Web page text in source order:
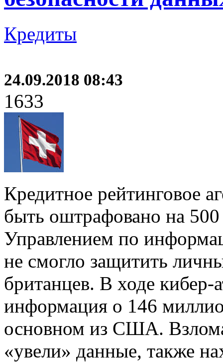
Кредиты
24.09.2018 08:43
1633
Кредитное рейтинговое
быть оштрафовано на
Управлением по
не смогло защитить
британцев. В ходе кибер-
информация о 146
основном из США.
«увели» данные, также